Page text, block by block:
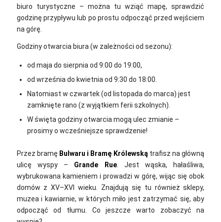
biuro turystyczne – można tu wziąć mapę, sprawdzić
godzinę przypływu lub po prostu odpocząć przed wejściem
na górę.
Godziny otwarcia biura (w zależności od sezonu):
od maja do sierpnia od 9:00 do 19:00,
od września do kwietnia od 9:30 do 18:00.
Natomiast w czwartek (od listopada do marca) jest
zamknięte rano (z wyjątkiem ferii szkolnych).
W święta godziny otwarcia mogą ulec zmianie –
prosimy o wcześniejsze sprawdzenie!
Przez bramę Bulwaru i Bramę Królewską trafisz na główną
ulicę wyspy – Grande Rue. Jest wąska, hałaśliwa,
wybrukowana kamieniem i prowadzi w górę, wijąc się obok
domów z XV–XVI wieku. Znajdują się tu również sklepy,
muzea i kawiarnie, w których miło jest zatrzymać się, aby
odpocząć od tłumu. Co jeszcze warto zobaczyć na